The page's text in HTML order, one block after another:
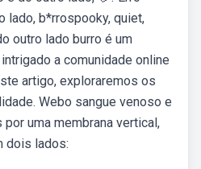
lado, b*rrospooky, quiet,
outro lado burro é um
a comunidade online
artigo, exploraremos os
Webo sangue venoso e
uma membrana vertical,
dois lados: